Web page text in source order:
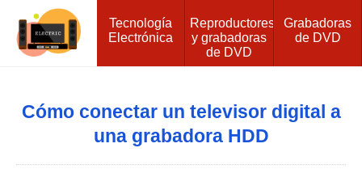
Tecnología
Electrónica
Reproductores
y grabadoras
de DVD
Grabadoras
de DVD
Cómo conectar un televisor digital a
una grabadora HDD